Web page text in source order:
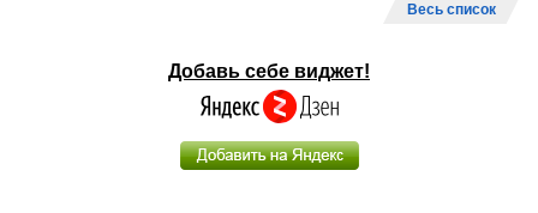
Весь список
Добавь себе виджет!